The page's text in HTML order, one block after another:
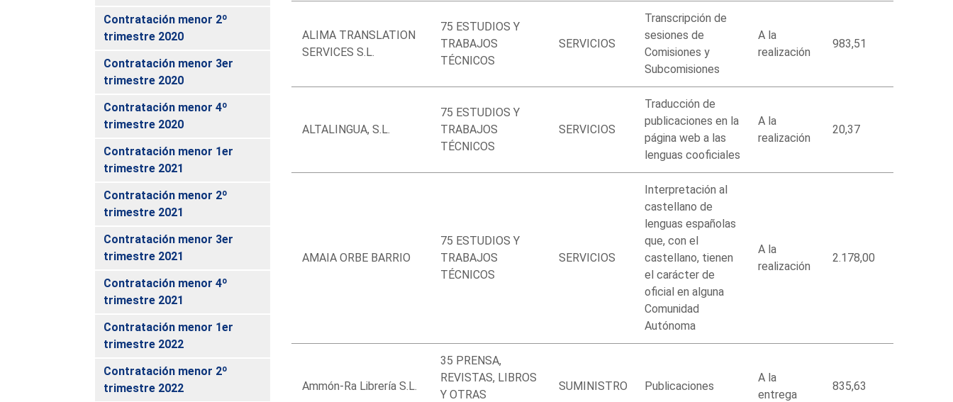
Contratación menor 2º
trimestre 2020
Contratación menor 3er
trimestre 2020
Contratación menor 4º
trimestre 2020
Contratación menor 1er
trimestre 2021
Contratación menor 2º
trimestre 2021
Contratación menor 3er
trimestre 2021
Contratación menor 4º
trimestre 2021
Contratación menor 1er
trimestre 2022
Contratación menor 2º
trimestre 2022
ALIMA TRANSLATION
SERVICES S.L.
75 ESTUDIOS Y
TRABAJOS
TÉCNICOS
SERVICIOS
Transcripción de
sesiones de
Comisiones y
Subcomisiones
A la
realización
983,51
ALTALINGUA, S.L.
75 ESTUDIOS Y
TRABAJOS
TÉCNICOS
SERVICIOS
Traducción de
publicaciones en la
página web a las
lenguas cooficiales
A la
realización
20,37
AMAIA ORBE BARRIO
75 ESTUDIOS Y
TRABAJOS
TÉCNICOS
SERVICIOS
Interpretación al
castellano de
lenguas españolas
que, con el
castellano, tienen
el carácter de
oficial en alguna
Comunidad
Autónoma
A la
realización
2.178,00
Ammón-Ra Librería S.L.
35 PRENSA,
REVISTAS, LIBROS
Y OTRAS
SUMINISTRO Publicaciones
A la
entrega
835,63